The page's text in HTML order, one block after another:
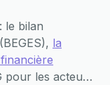
le bilan
la
pour les acteurs